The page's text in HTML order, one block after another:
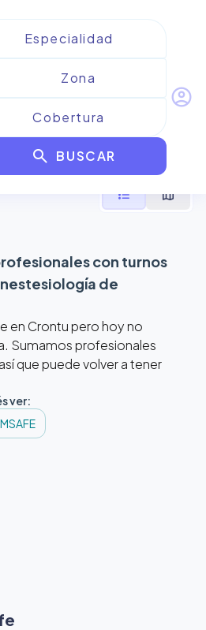
search BUSCAR
account_circle
de AMSAFE
format_list_bulleted map
con turnos
de
en Crontu pero hoy no
Sumamos profesionales
que puede volver a tener
ver: